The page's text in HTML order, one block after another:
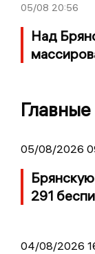
05/08 20:56
Над
05/08/2026
Брянскую
291
04/08/2026